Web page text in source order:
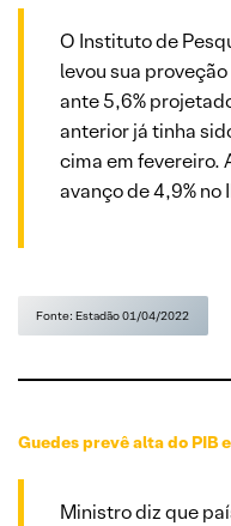
O Instituto de
levou sua
ante 5,6%
anterior já tinha
cima em fevereiro.
avanço de 4,9% no
Fonte: Estadão 01/04/2022
Guedes prevê alta do PIB
Ministro diz que